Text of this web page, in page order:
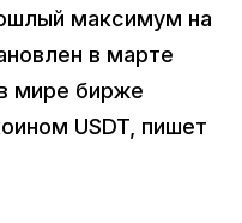
максимум на
в марте
мире бирже
USDT, пишет